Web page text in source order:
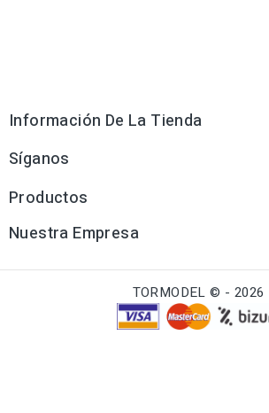
Información De La Tienda
Síganos
Productos
Nuestra Empresa
TORMODEL © - 2026